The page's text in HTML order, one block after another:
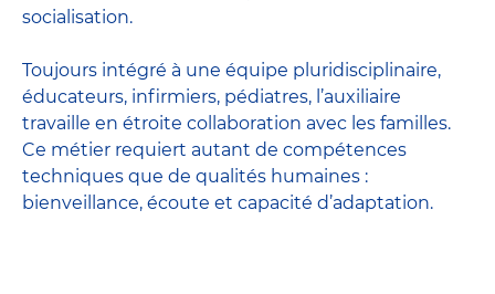
socialisation.
Toujours intégré à une équipe pluridisciplinaire,
éducateurs, infirmiers, pédiatres, l’auxiliaire
travaille en étroite collaboration avec les familles.
Ce métier requiert autant de compétences
techniques que de qualités humaines :
bienveillance, écoute et capacité d’adaptation.